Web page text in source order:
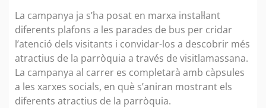
La campanya ja s’ha posat en marxa instal·lant
diferents plafons a les parades de bus per cridar
l’atenció dels visitants i convidar-los a descobrir més
atractius de la parròquia a través de visitlamassana.
La campanya al carrer es completarà amb càpsules
a les xarxes socials, en què s’aniran mostrant els
diferents atractius de la parròquia.